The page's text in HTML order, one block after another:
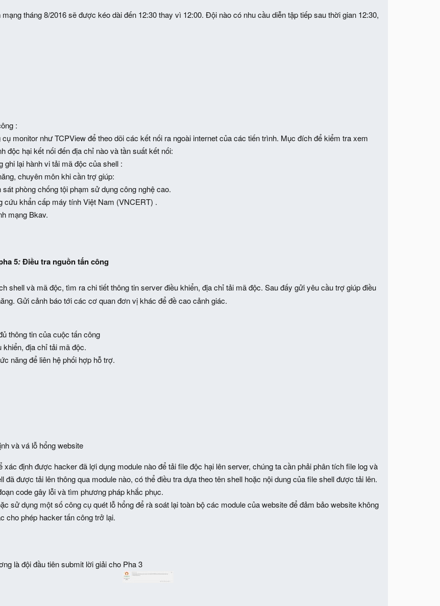
tháng 8/2016 sẽ được kéo dài đến 12:30 thay vì 12:00. Đội nào có nhu cầu diễn tập tiếp sau thời gian 12:30,
:
monitor như TCPView để theo dõi các kết nối ra ngoài internet của các tiến trình. Mục đích để kiểm tra xem
độc hại kết nối đến địa chỉ nào và tần suất kết nối:
ghi lại hành vi tải mã độc của shell :
chuyên môn khi cần trợ giúp:
phòng chống tội phạm sử dụng công nghệ cao.
cứu khẩn cấp máy tính Việt Nam (VNCERT) .
mạng Bkav.
5:Điều tra nguồn tấn công
shell và mã độc, tìm ra chi tiết thông tin server điều khiển, địa chỉ tải mã độc. Sau đấy gửi yêu cầu trợ giúp điều
Gửi cảnh báo tới các cơ quan đơn vị khác để đề cao cảnh giác.
thông tin của cuộc tấn công
khiển, địa chỉ tải mã độc.
năng để liên hệ phối hợp hỗ trợ.
và vá lỗ hổng website
xác định được hacker đã lợi dụng module nào để tải file độc hại lên server, chúng ta cần phải phân tích file log và
đã được tải lên thông qua module nào, có thể điều tra dựa theo tên shell hoặc nội dung của file shell được tải lên.
code gây lỗi và tìm phương pháp khắc phục.
sử dụng một số công cụ quét lỗ hổng để rà soát lại toàn bộ các module của website để đảm bảo website không
cho phép hacker tấn công trở lại.
là đội đầu tiên submit lời giải cho Pha 3